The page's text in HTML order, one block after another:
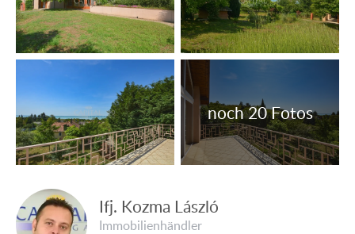
Das Grundstück ist eingezäunt.
Alle Angaben basieren ausschließlich auf Informationen,
die uns von unserem Auftraggeber zur Verfügung gestellt
wurden. Wir übernehmen keine Gewähr für die
Vollständigkeit, Richtigkeit und Aktualität dieser
Angaben. Irrtum, Preis- und Angabenänderungen, sowie
Zwischenverkauf vorbehalten.
Ifj. Kozma László
Immobilienhändler